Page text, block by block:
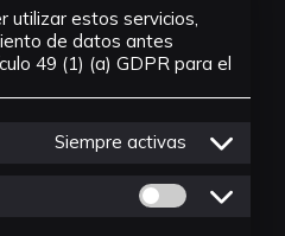
utilizar estos servicios,
de datos antes
49 (1) (a) GDPR para el
Siempre activas
Permitir